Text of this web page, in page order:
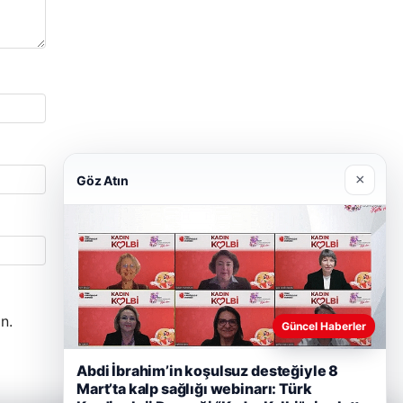
Göz Atın ×
Güncel Haberler
Abdi İbrahim’in koşulsuz desteğiyle 8
Mart’ta kalp sağlığı webinarı: Türk